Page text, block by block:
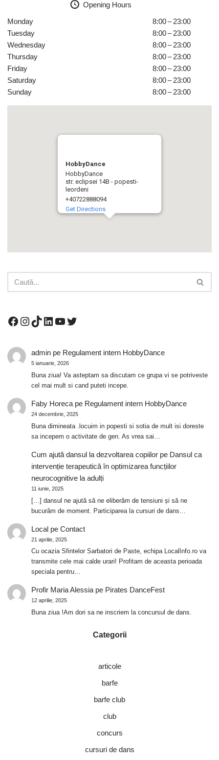
Opening Hours
Monday
8:00 – 23:00
Tuesday
8:00 – 23:00
Wednesday
8:00 – 23:00
Thursday
8:00 – 23:00
Friday
8:00 – 23:00
Saturday
8:00 – 23:00
Sunday
8:00 – 23:00
HobbyDance
HobbyDance
str. eclipsei 14B - popesti-
leordeni
+40722888094
Get Directions
adminpe Regulament intern HobbyDance
5 ianuarie, 2026
Buna ziua! Va asteptam sa discutam ce grupa vi se potriveste
cel mai mult si cand puteti incepe.
Faby Horecape Regulament intern HobbyDance
24 decembrie, 2025
Buna dimineata .locuim in popesti si sotia de mult isi doreste
sa incepem o activitate de gen. As vrea sai…
Cum ajută dansul la dezvoltarea copiilorpe Dansul ca
intervenție terapeutică în optimizarea funcțiilor
neurocognitive la adulți
11 iunie, 2025
[…] dansul ne ajută să ne eliberăm de tensiuni și să ne
bucurăm de moment. Participarea la cursuri de dans…
Localpe Contact
21 aprilie, 2025
Cu ocazia Sfintelor Sarbatori de Paste, echipa LocalInfo.ro va
transmite cele mai calde urari! Profitam de aceasta perioada
speciala pentru…
Profir Maria Alessiape Pirates DanceFest
12 aprilie, 2025
Buna ziua !Am dori sa ne inscriem la concursul de dans.
Categorii
articole
barfe
barfe club
club
concurs
cursuri de dans